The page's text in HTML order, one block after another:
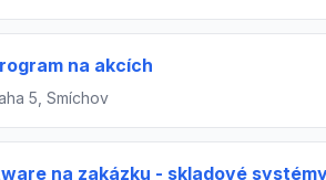
na akcích
5, Smíchov
na zakázku - skladové